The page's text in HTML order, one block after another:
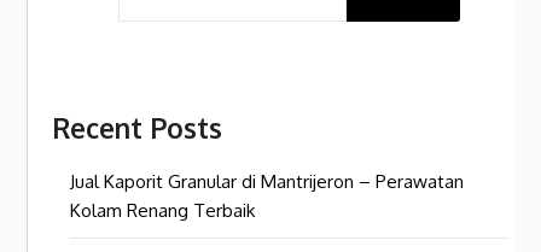
Recent Posts
Jual Kaporit Granular di Mantrijeron – Perawatan
Kolam Renang Terbaik